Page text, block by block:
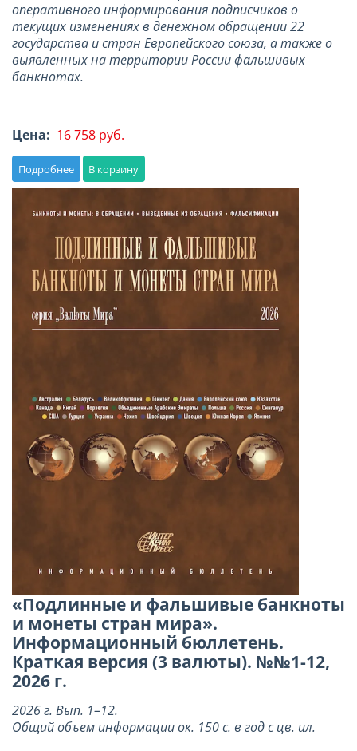
оперативного информирования подписчиков о
текущих изменениях в денежном обращении 22
государства и стран Европейского союза, а также о
выявленных на территории России фальшивых
банкнотах.
Цена: 16 758 руб.
Подробнее В корзину
«Подлинные и фальшивые банкноты
и монеты стран мира».
Информационный бюллетень.
Краткая версия (3 валюты). №№1-12,
2026 г.
2026 г. Вып. 1–12.
Общий объем информации ок. 150 с. в год с цв. ил.